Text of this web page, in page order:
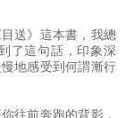
送》這本書，我總
了這句話，印象深
地感受到何謂漸行
往前奔跑的背影，